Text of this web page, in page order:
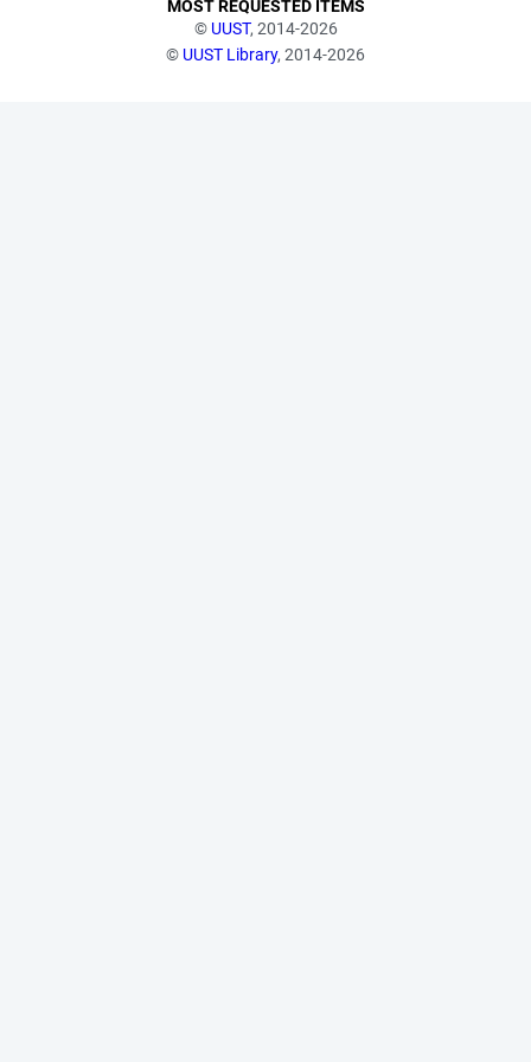
© UUST, 2014-2026
© UUST Library, 2014-2026
MOST REQUESTED ITEMS